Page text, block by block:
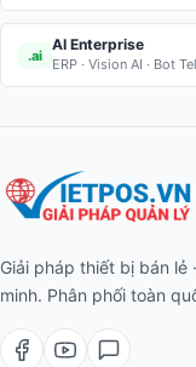
.ai
AI Enterprise
ERP · Vision AI · Bot
Giải pháp thiết bị bán lẻ
minh. Phân phối toàn